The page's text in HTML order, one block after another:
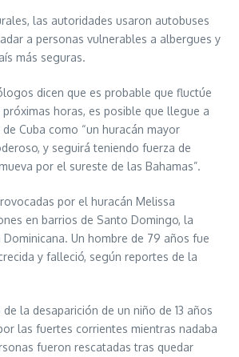
las autoridades usaron autobuses
a personas vulnerables a albergues y
más seguras.
dicen que es probable que fluctúe
horas, es posible que llegue a
de Cuba como “un huracán mayor
y seguirá teniendo fuerza de
por el sureste de las Bahamas”.
por el huracán Melissa
en barrios de Santo Domingo, la
Dominicana. Un hombre de 79 años fue
y falleció, según reportes de la
la desaparición de un niño de 13 años
las fuertes corrientes mientras nadaba
fueron rescatadas tras quedar